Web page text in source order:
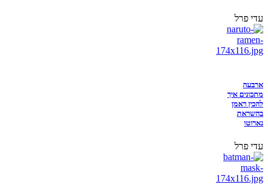
עדי פרל
ארבעה
מתכונים איך
להכין ראמן
בהשראת
נארוטו
עדי פרל